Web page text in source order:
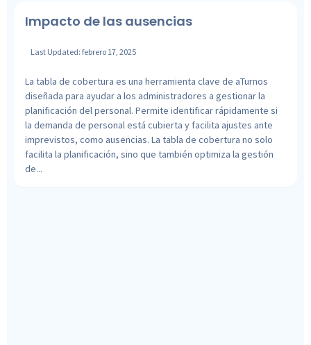
Impacto de las ausencias
Last Updated: febrero 17, 2025
La tabla de cobertura es una herramienta clave de aTurnos
diseñada para ayudar a los administradores a gestionar la
planificación del personal. Permite identificar rápidamente si
la demanda de personal está cubierta y facilita ajustes ante
imprevistos, como ausencias. La tabla de cobertura no solo
facilita la planificación, sino que también optimiza la gestión
de...